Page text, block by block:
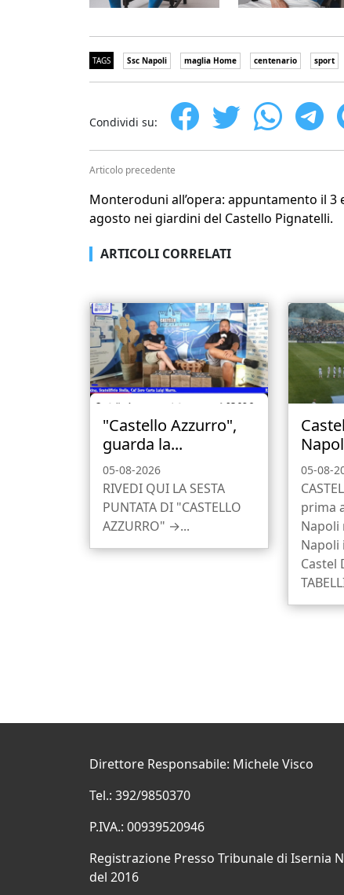
TAGS Ssc Napoli maglia Home centenario sport
Condividi su:
Articolo precedente
Monteroduni all’opera: appuntamento il 3
agosto nei giardini del Castello Pignatelli.
ARTICOLI CORRELATI
"Castello Azzurro",
guarda la...
05-08-2026
RIVEDI QUI LA SESTA
PUNTATA DI "CASTELLO
AZZURRO" →...
05-08-
prima
Napoli
Napoli
Castel
Direttore Responsabile: Michele Visco
Tel.: 392/9850370
P.IVA.: 00939520946
Registrazione Presso Tribunale di Isernia
del 2016